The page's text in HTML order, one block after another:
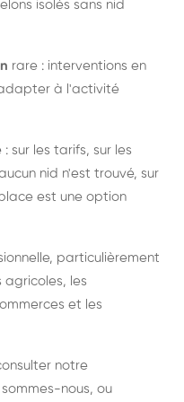
isolés sans nid
rare : interventions en
à l'activité
: sur les tarifs, sur les
nid n'est trouvé, sur
est une option
particulièrement
les
et les
notre
sommes-nous, ou